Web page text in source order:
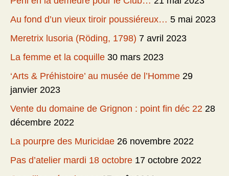
Au fond d’un vieux tiroir poussiéreux… 5 mai 2023
Meretrix lusoria (Röding, 1798) 7 avril 2023
La femme et la coquille 30 mars 2023
‘Arts & Préhistoire’ au musée de l’Homme 29
janvier 2023
Vente du domaine de Grignon : point fin déc 22 28
décembre 2022
La pourpre des Muricidae 26 novembre 2022
Pas d’atelier mardi 18 octobre 17 octobre 2022